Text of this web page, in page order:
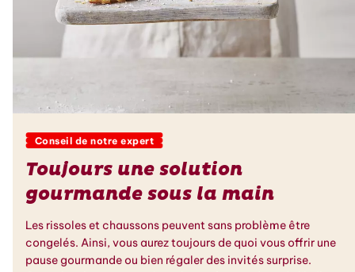
Conseil de notre expert
Toujours une solution
gourmande sous la main
Les rissoles et chaussons peuvent sans problème être
congelés. Ainsi, vous aurez toujours de quoi vous offrir une
pause gourmande ou bien régaler des invités surprise.